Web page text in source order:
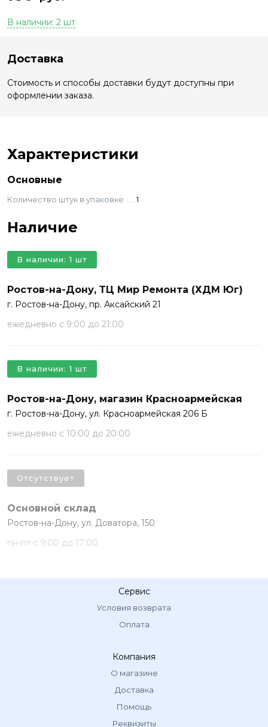
В наличии: 2 шт
Доставка
Стоимость и способы доставки будут доступны при
оформлении заказа.
Характеристики
Основные
Количество штук в упаковке 1
Наличие
Ростов-на-Дону, ТЦ Мир Ремонта (ХДМ Юг)
г. Ростов-на-Дону, пр. Аксайский 21
ежедневно с 9:00 до 21:00
В наличии: 1 шт
Ростов-на-Дону, магазин Красноармейская
г. Ростов-на-Дону, ул. Красноармейская 206 Б
ежедневно с 10:00 до 20:00
В наличии: 1 шт
Основной склад
Ростов-на-Дону, ул. Доватора, 150
пн-пт с 9:00 до 17:00
Отсутствует
Сервис
Условия возврата
Оплата
Компания
О магазине
Доставка
Помощь
Реквизиты